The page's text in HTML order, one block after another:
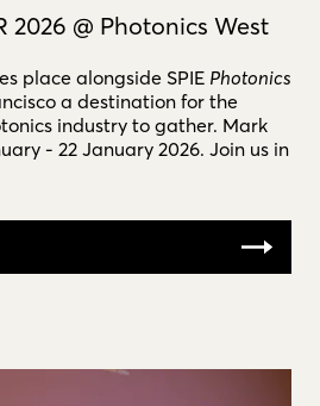
2026 @ Photonics West
place alongside SPIE Photonics
a destination for the
industry to gather. Mark
- 22 January 2026. Join us in